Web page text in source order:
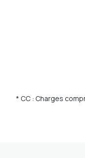
* CC : Charges